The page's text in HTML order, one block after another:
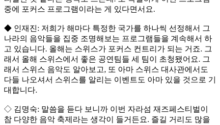
중에 포커스 프로그램이라는 게 있다면서요.
◆ 인재진: 저희가 해마다 특정한 국가를 하나씩 선정해서 그
나라의 음악들을 집중 조명해보는 프로그램들을 계속해서 하
고 있습니다. 올해는 스위스가 포커스 컨트리가 되는 거죠. 그
래서 올해 스위스에서 좋은 공연팀들 세 팀이 초청됐어요. 그
래서 스위스 음악도 알아보고, 또 아마 스위스 대사관에서도
다들 나오셔서 스위스를 알리는 이벤트도 아마 있을 것으로 기
대합니다.
◇ 김명숙: 말씀을 듣다 보니까 이번 자라섬 재즈페스티벌이
참 다양한 음악 축제라는 생각이 들거든요. 즐길 거리도 많을